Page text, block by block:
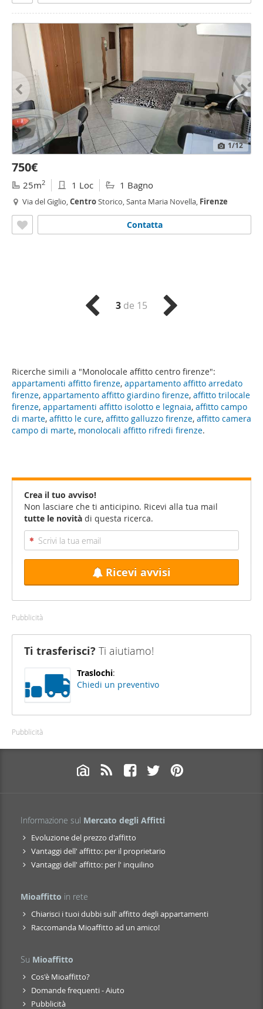
Ricerche simili a "Monolocale affitto centro firenze":
appartamenti affitto firenze, appartamento affitto arredato
firenze, appartamento affitto giardino firenze, affitto trilocale
firenze, appartamenti affitto isolotto e legnaia, affitto campo
di marte, affitto le cure, affitto galluzzo firenze, affitto camera
campo di marte, monolocali affitto rifredi firenze.
1/12
750€
25m2 1 Loc 1 Bagno
Via del Giglio,CentroStorico, Santa Maria Novella, Firenze
Contatta
3 de 15
Crea il tuo avviso!
Non lasciare che ti anticipino. Ricevi alla tua mail
tutte le novità di questa ricerca.
Ricevi avvisi
Pubblicità
Ti trasferisci? Ti aiutiamo!
Traslochi:
Chiedi un preventivo
Pubblicità
Informazione sul Mercato degli Affitti
Evoluzione del prezzo d'affitto
Vantaggi dell' affitto: per il proprietario
Vantaggi dell' affitto: per l' inquilino
Mioaffitto in rete
Chiarisci i tuoi dubbi sull' affitto degli appartamenti
Raccomanda Mioaffitto ad un amico!
Su Mioaffitto
Cos'è Mioaffitto?
Domande frequenti - Aiuto
Pubblicità